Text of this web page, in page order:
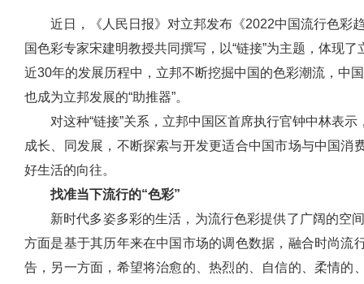
近日，《人民日报》对立邦发布《2022中国流行色彩
国色彩专家宋建明教授共同撰写，以“链接”为主题，体现
近30年的发展历程中，立邦不断挖掘中国的色彩潮流，中
也成为立邦发展的“助推器”。
对这种“链接”关系，立邦中国区首席执行官钟中林表
成长、同发展，不断探索与开发更适合中国市场与中国消
好生活的向往。
找准当下流行的“色彩”
新时代多姿多彩的生活，为流行色彩提供了广阔的空
方面是基于其历年来在中国市场的调色数据，融合时尚流
告，另一方面，希望将治愈的、热烈的、自信的、柔情的